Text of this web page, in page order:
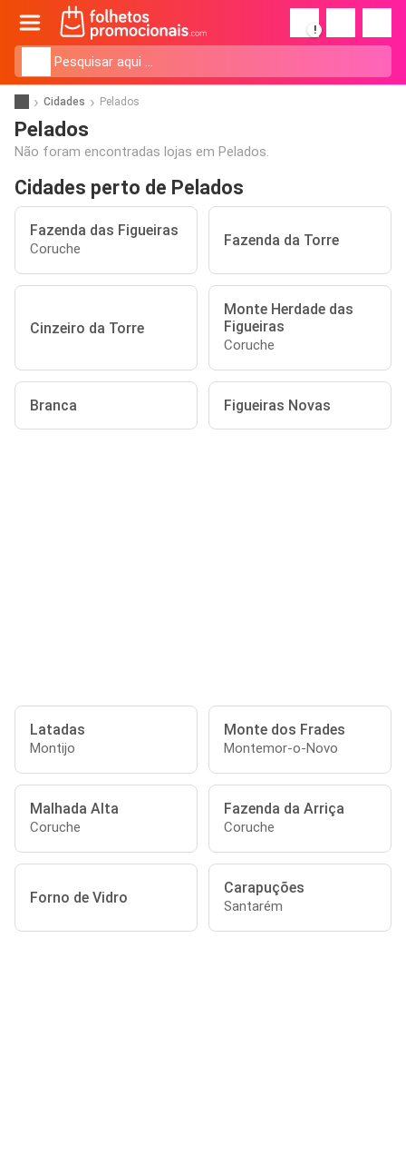
!
Cidades Pelados
Pelados
Não foram encontradas lojas em Pelados.
Cidades perto de Pelados
Fazenda das Figueiras
Coruche Fazenda da Torre
Cinzeiro da Torre
Monte Herdade das
Figueiras
Coruche
Branca Figueiras Novas
Latadas
Montijo
Monte dos Frades
Montemor-o-Novo
Malhada Alta
Coruche
Fazenda da Arriça
Coruche
Forno de Vidro
Carapuções
Santarém